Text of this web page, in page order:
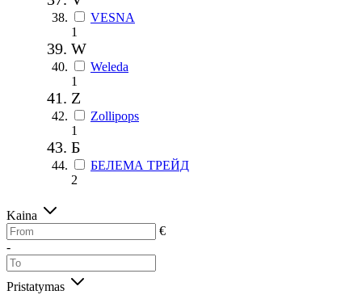
VESNA
1
W
Weleda
1
Z
Zollipops
1
Б
БЕЛЕМА ТРЕЙД
2
Kaina
€
-
Pristatymas